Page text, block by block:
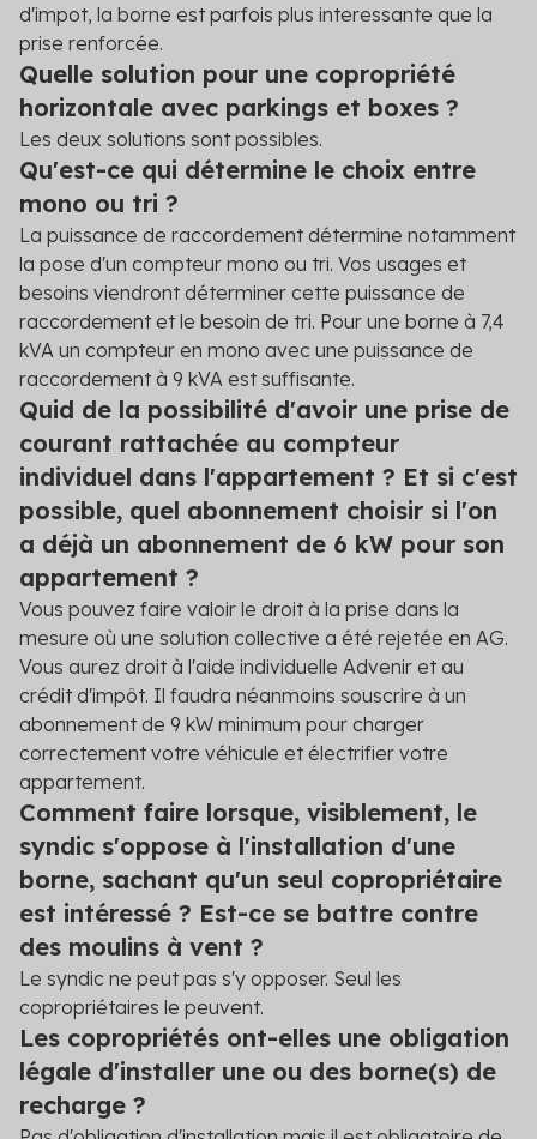
d'impot, la borne est parfois plus interessante que la
prise renforcée.
Quelle solution pour une copropriété
horizontale avec parkings et boxes ?
Les deux solutions sont possibles.
Qu'est-ce qui détermine le choix entre
mono ou tri ?
La puissance de raccordement détermine notamment
la pose d'un compteur mono ou tri. Vos usages et
besoins viendront déterminer cette puissance de
raccordement et le besoin de tri. Pour une borne à 7,4
kVA un compteur en mono avec une puissance de
raccordement à 9 kVA est suffisante.
Quid de la possibilité d'avoir une prise de
courant rattachée au compteur
individuel dans l'appartement ? Et si c'est
possible, quel abonnement choisir si l'on
a déjà un abonnement de 6 kW pour son
appartement ?
Vous pouvez faire valoir le droit à la prise dans la
mesure où une solution collective a été rejetée en AG.
Vous aurez droit à l'aide individuelle Advenir et au
crédit d'impôt. Il faudra néanmoins souscrire à un
abonnement de 9 kW minimum pour charger
correctement votre véhicule et électrifier votre
appartement.
Comment faire lorsque, visiblement, le
syndic s'oppose à l'installation d'une
borne, sachant qu'un seul copropriétaire
est intéressé ? Est-ce se battre contre
des moulins à vent ?
Le syndic ne peut pas s'y opposer. Seul les
copropriétaires le peuvent.
Les copropriétés ont-elles une obligation
légale d'installer une ou des borne(s) de
recharge ?